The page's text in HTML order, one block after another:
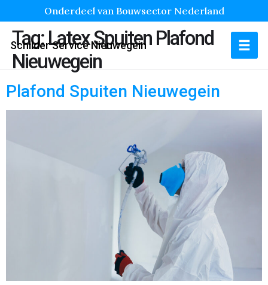
Onderdeel van Bouwsector Nederland
Schilder Service Nieuwegein
Tag:Latex Spuiten Plafond
Nieuwegein
Plafond Spuiten Nieuwegein